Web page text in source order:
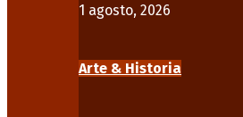
1 agosto, 2026
Arte & Historia